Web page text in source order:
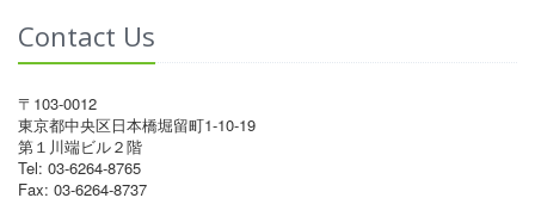
Contact Us
〒103-0012
東京都中央区日本橋堀留町1-10-19
第１川端ビル２階
Tel: 03-6264-8765
Fax: 03-6264-8737